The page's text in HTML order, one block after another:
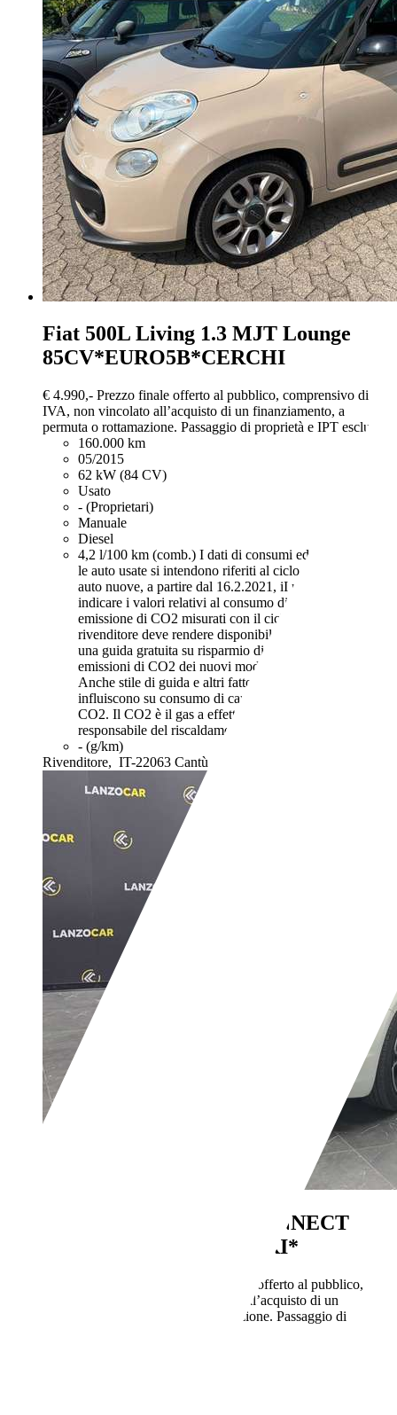
Fiat 500L Living 1.3 MJT Lounge
85CV*EURO5B*CERCHI
€ 4.990,- Prezzo finale offerto al pubblico, comprensivo di
IVA, non vincolato all’acquisto di un finanziamento, a
permuta o rottamazione. Passaggio di proprietà e IPT esclusi.
160.000 km
05/2015
62 kW (84 CV)
Usato
- (Proprietari)
Manuale
Diesel
4,2 l/100 km (comb.) I dati di consumi ed emissioni per
le auto usate si intendono riferiti al ciclo NEDC. Per le
auto nuove, a partire dal 16.2.2021, iI rivenditore deve
indicare i valori relativi al consumo di carburante ed
emissione di CO2 misurati con il ciclo WLTP. Il
rivenditore deve rendere disponibile nel punto vendita
una guida gratuita su risparmio di carburante e
emissioni di CO2 dei nuovi modelli di autovetture.
Anche stile di guida e altri fattori non tecnici
influiscono su consumo di carburante e emissioni di
CO2. Il CO2 è il gas a effetto serra principalmente
responsabile del riscaldamento terrestre.
- (g/km)
Rivenditore, IT-22063 Cantù - Como - CO
1.0 HYBRID CONNECT
70CV *DIVERSI COLORI*
Prezzo finale offerto al pubblico,
comprensivo di IVA, non vincolato all’acquisto di un
finanziamento, a permuta o rottamazione. Passaggio di